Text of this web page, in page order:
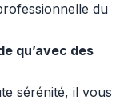
du
qu’avec des
sérénité, il vous